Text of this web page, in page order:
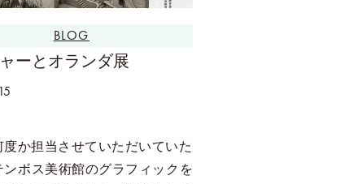
BLOG
ーとオランダ展
度か担当させていただいていた
ンボス美術館のグラフィックを